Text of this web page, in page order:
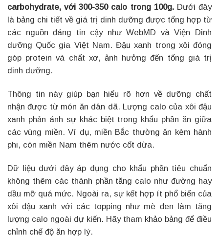
carbohydrate, với 300-350 calo trong 100g.Dưới đây
là bảng chi tiết về giá trị dinh dưỡng được tổng hợp từ
các nguồn đáng tin cậy như WebMD và Viện Dinh
dưỡng Quốc gia Việt Nam. Đậu xanh trong xôi đóng
góp protein và chất xơ, ảnh hưởng đến tổng giá trị
dinh dưỡng.
Thông tin này giúp bạn hiểu rõ hơn về dưỡng chất
nhận được từ món ăn dân dã. Lượng calo của xôi đậu
xanh phản ánh sự khác biệt trong khẩu phần ăn giữa
các vùng miền. Ví dụ, miền Bắc thường ăn kèm hành
phi, còn miền Nam thêm nước cốt dừa.
Dữ liệu dưới đây áp dụng cho khẩu phần tiêu chuẩn
không thêm các thành phần tăng calo như đường hay
dầu mỡ quá mức. Ngoài ra, sự kết hợp ít phổ biến của
xôi đậu xanh với các topping như mè đen làm tăng
lượng calo ngoài dự kiến. Hãy tham khảo bảng để điều
chỉnh chế độ ăn hợp lý.